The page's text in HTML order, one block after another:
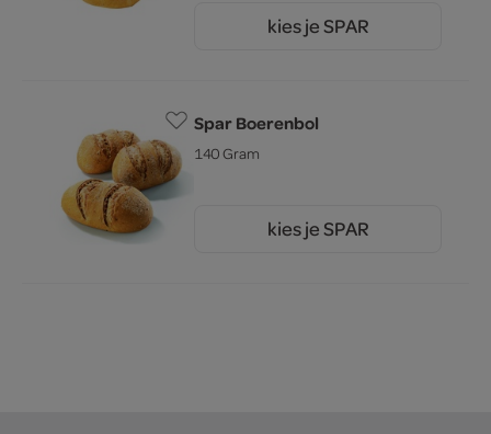
kies je SPAR
Spar Boerenbol
140 Gram
kies je SPAR